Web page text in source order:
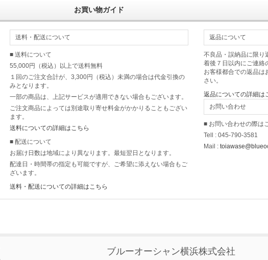
お買い物ガイド
送料・配送について
■ 送料について
55,000円（税込）以上で送料無料
１回のご注文合計が、3,300円（税込）未満の場合は代金引換の
みとなります。
一部の商品は、上記サービスが適用できない場合もございます。
ご注文商品によっては別途取り寄せ料金がかかりることもござい
ます。
送料についての詳細はこちら
■ 配送について
お届け日数は地域により異なります。最短翌日となります。
配達日・時間帯の指定も可能ですが、ご希望に添えない場合もご
ざいます。
送料・配送についての詳細はこちら
返品について
不良品・誤納品に限り
着後７日以内にご連絡
お客様都合での返品は
さい。
返品についての詳細は
お問い合わせ
■ お問い合わせの際は
Tell : 045-790-3581
Mail :
ブルーオーシャン横浜株式会社